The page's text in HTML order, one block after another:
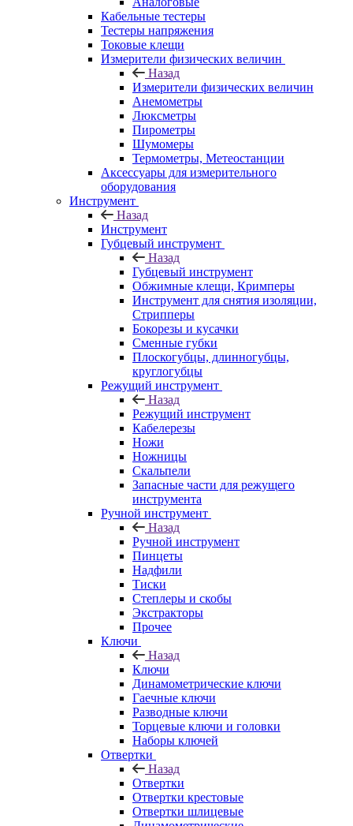
Кабельные тестеры
Тестеры напряжения
Токовые клещи
Измерители физических величин
Назад
Измерители физических величин
Анемометры
Люксметры
Пирометры
Шумомеры
Термометры, Метеостанции
Аксессуары для измерительного
оборудования
Инструмент
Назад
Инструмент
Губцевый инструмент
Назад
Губцевый инструмент
Обжимные клещи, Кримперы
Инструмент для снятия изоляции,
Стрипперы
Бокорезы и кусачки
Сменные губки
Плоскогубцы, длинногубцы,
круглогубцы
Режущий инструмент
Назад
Режущий инструмент
Кабелерезы
Ножи
Ножницы
Скальпели
Запасные части для режущего
инструмента
Ручной инструмент
Назад
Ручной инструмент
Пинцеты
Надфили
Тиски
Степлеры и скобы
Экстракторы
Прочее
Ключи
Назад
Ключи
Динамометрические ключи
Гаечные ключи
Разводные ключи
Торцевые ключи и головки
Наборы ключей
Отвертки
Назад
Отвертки
Отвертки крестовые
Отвертки шлицевые